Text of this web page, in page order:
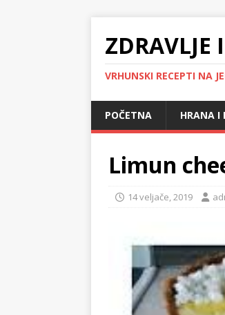
ZDRAVLJE
VRHUNSKI RECEPTI NA
POČETNA HRANA I
Limun
14 veljače, 2019